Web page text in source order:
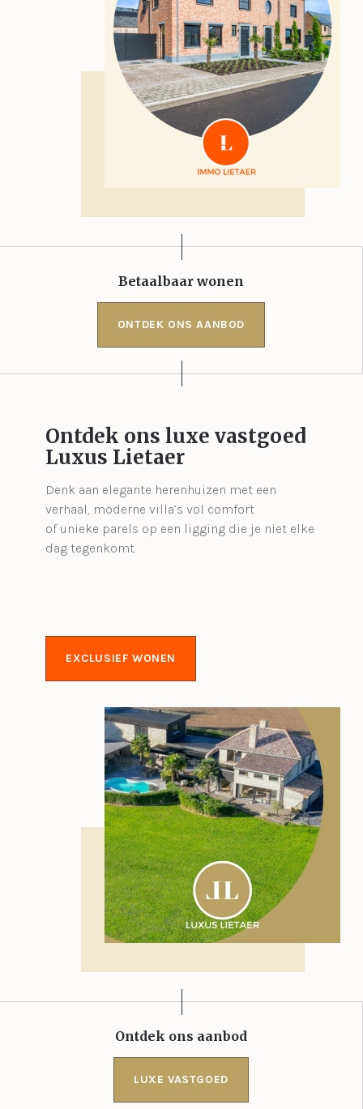
Betaalbaar wonen
ONTDEK ONS AANBOD
Ontdek ons luxe vastgoed
Luxus Lietaer
Denk aan elegante herenhuizen met een
verhaal, moderne villa’s vol comfort
of unieke parels op een ligging die je niet elke
dag tegenkomt.
EXCLUSIEF WONEN
Ontdek ons aanbod
LUXE VASTGOED